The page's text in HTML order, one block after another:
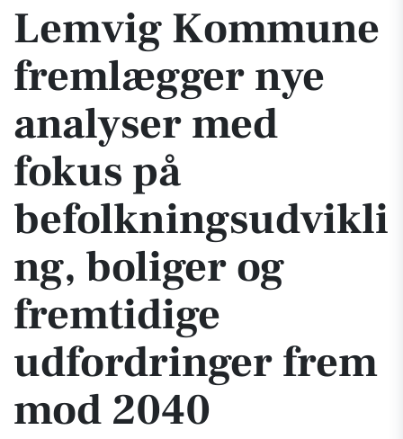
Lemvig Kommune
fremlægger nye
analyser med
fokus på
befolkningsudvikli
ng, boliger og
fremtidige
udfordringer frem
mod 2040